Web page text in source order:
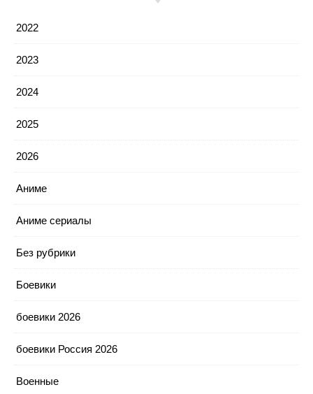
2022
2023
2024
2025
2026
Аниме
Аниме сериалы
Без рубрики
Боевики
боевики 2026
боевики Россия 2026
Военные